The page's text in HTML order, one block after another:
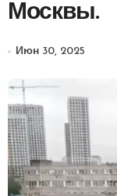
Москвы.
Июн 30, 2025